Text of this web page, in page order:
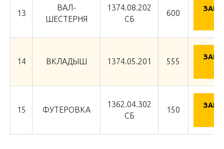
13
ВАЛ-
ШЕСТЕРНЯ
1374.08.202
СБ
600
14 ВКЛАДЫШ 1374.05.201 555
15 ФУТЕРОВКА
1362.04.302
СБ
150